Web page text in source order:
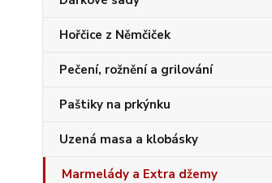
Hořčice z Němčiček
Pečení, rožnění a grilování
Paštiky na prkýnku
Uzená masa a klobásky
Marmelády a Extra džemy